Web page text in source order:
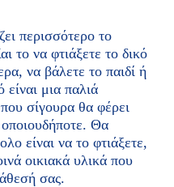
περισσότερο το
το να φτιάξετε το δικό
να βάλετε το παιδί ή
μια παλιά
σίγουρα θα φέρει
Θα
είναι να το φτιάξετε,
οικιακά υλικά που
σας.